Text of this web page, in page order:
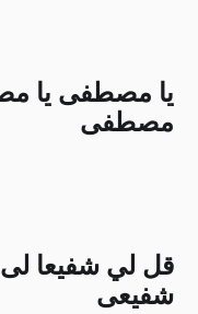
ﻳﺎ ﻣﺼﻄﻔﻰ ﻳﺎ
مصطفى
ﻗﻞ ﻟﻲ ﺷﻔﻴﻌﺎ
ﺷﻔﻴﻌﻰ